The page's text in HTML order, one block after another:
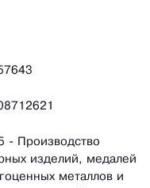
- Производство
изделий, медалей
металлов и